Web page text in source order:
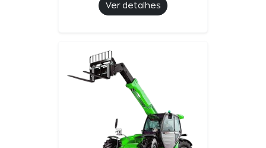
Ver detalhes